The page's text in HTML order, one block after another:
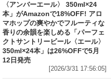
〈アンバーエール〉 350ml×24
本」がAmazonで18%OFF! アロ
マホップの爽やかでフルーティな
香りの余韻を楽しめる「パーフェ
クトサントリービール〈エール〉
350ml×24本」は26%OFFで5月
12日発売
[2026/3/31 17:56:05]